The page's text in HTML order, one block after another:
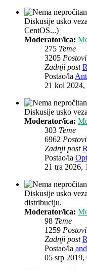
Diskusije usko
CentOS...)
Moderator/ica:
275 Teme
3205 Postovi
Zadnji post
Postao/la
21 kol 2024,
Diskusije usko
Moderator/ica:
303 Teme
6962 Postovi
Zadnji post
Postao/la
21 tra 2026,
Diskusije usko
distribuciju.
Moderator/ica:
98 Teme
1259 Postovi
Zadnji post
Postao/la
05 srp 2019,